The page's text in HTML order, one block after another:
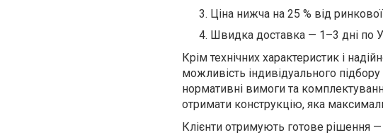
Ціна нижча на 25 % від
Швидка доставка — 1–3 дні по
Крім технічних характеристик і
можливість індивідуального
нормативні вимоги та
отримати конструкцію, яка
Клієнти отримують готове рішення